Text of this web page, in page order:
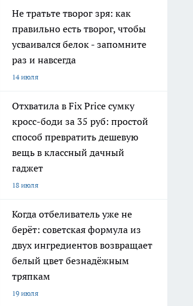
Не тратьте творог зря: как
правильно есть творог, чтобы
усваивался белок - запомните
раз и навсегда
14 июля
Отхватила в Fix Price сумку
кросс-боди за 35 руб: простой
способ превратить дешевую
вещь в классный дачный
гаджет
18 июля
Когда отбеливатель уже не
берёт: советская формула из
двух ингредиентов возвращает
белый цвет безнадёжным
тряпкам
19 июля